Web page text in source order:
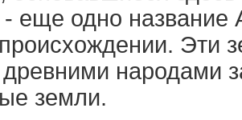
еще одно
происхождении.
древними народами
земли.